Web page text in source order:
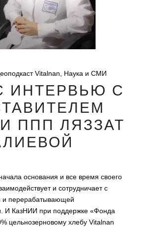
Vitalnan, Наука и СМИ
ИНТЕРВЬЮ С
ППП ЛЯЗЗАТ
основания и все время своего
и сотрудничает с
перерабатывающей
И КазНИИ при поддержке «Фонда
цельнозерновому хлебу Vitalnan